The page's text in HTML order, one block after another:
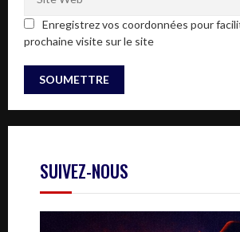
Enregistrez vos coordonnées pour
prochaine visite sur le site
SUIVEZ-NOUS